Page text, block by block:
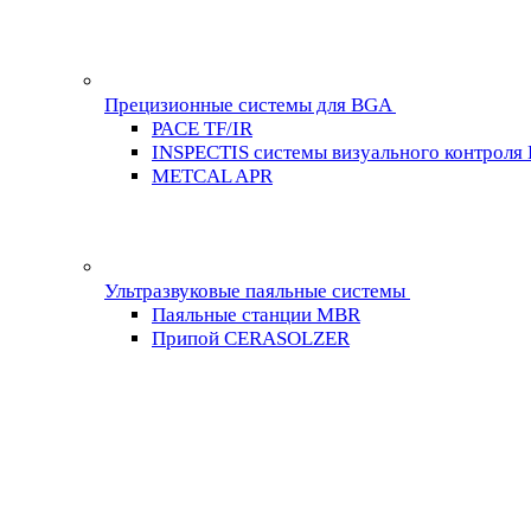
Прецизионные системы для BGA
PACE TF/IR
INSPECTIS системы визуального контроля
METCAL APR
Ультразвуковые паяльные системы
Паяльные станции MBR
Припой CERASOLZER